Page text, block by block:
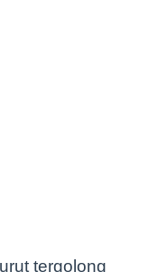
tergolong